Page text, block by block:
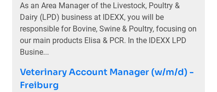
As an Area Manager of the Livestock, Poultry &
Dairy (LPD) business at IDEXX, you will be
responsible for Bovine, Swine & Poultry, focusing on
our main products Elisa & PCR. In the IDEXX LPD
Busine...
Veterinary Account Manager (w/m/d) -
Freiburg